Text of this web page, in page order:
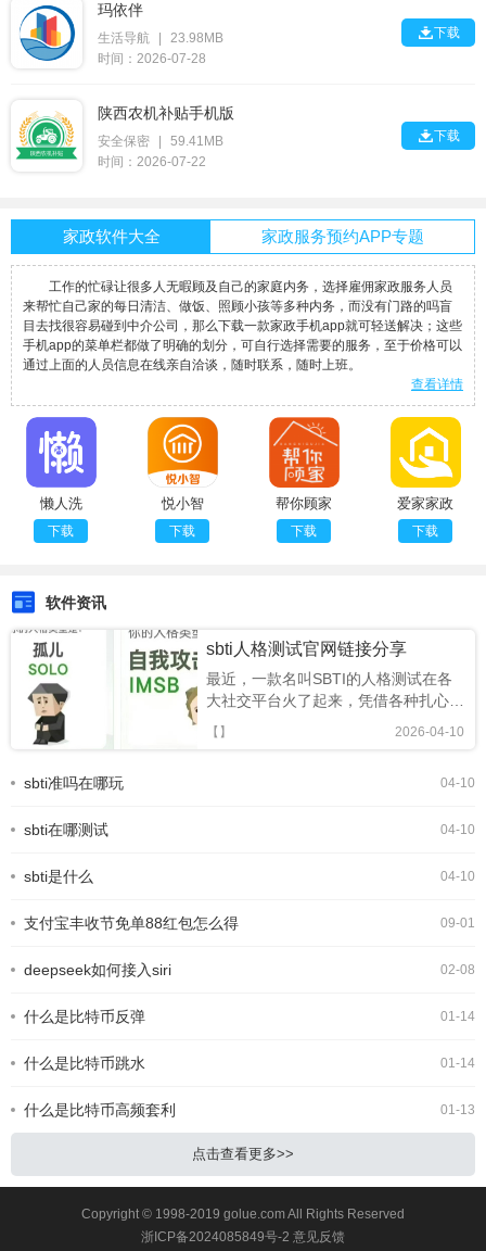
玛依伴
生活导航
23.98MB
时间：2026-07-28
下载
陕西农机补贴手机版
安全保密
59.41MB
时间：2026-07-22
下载
家政软件大全 家政服务预约APP专题
工作的忙碌让很多人无暇顾及自己的家庭内务，选择雇佣家政服务人员
来帮忙自己家的每日清洁、做饭、照顾小孩等多种内务，而没有门路的吗盲
目去找很容易碰到中介公司，那么下载一款家政手机app就可轻送解决；这些
手机app的菜单栏都做了明确的划分，可自行选择需要的服务，至于价格可以
通过上面的人员信息在线亲自洽谈，随时联系，随时上班。
查看详情
懒人洗
下载
悦小智
下载
帮你顾家
下载
爱家家政
下载
软件资讯
sbti人格测试官网链接分享
最近，一款名叫SBTI的人格测试在各
大社交平台火了起来，凭借各种扎心又
搞笑的精神状态标签，迅速成为年轻人
的新型社交暗号。很多人跟风玩梗，却
么。今天就为大家整理出 SBTI 在线测
松一键测出你的专属人格。SBTI人格
2026-04-10
【】
04-10
sbti准吗在哪玩
04-10
sbti在哪测试
04-10
sbti是什么
09-01
支付宝丰收节免单88红包怎么得
02-08
deepseek如何接入siri
01-14
什么是比特币反弹
01-14
什么是比特币跳水
01-13
什么是比特币高频套利
点击查看更多>>
Copyright © 1998-2019 golue.com All Rights Reserved
浙ICP备2024085849号-2 意见反馈